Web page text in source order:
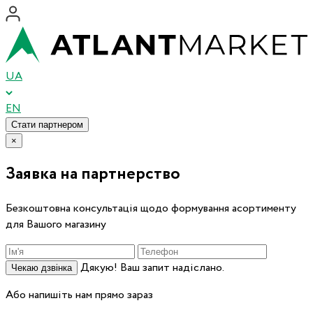
UA
EN
Стати партнером
×
Заявка на партнерство
Безкоштовна консультація щодо формування асортименту
для Вашого магазину
Чекаю дзвінка
Дякую! Ваш запит надіслано.
Або напишіть нам прямо зараз